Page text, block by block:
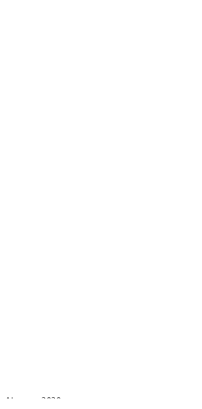
Atacama -2020